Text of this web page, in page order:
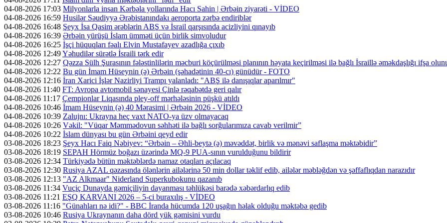
04-08-2026 17:03 Milyonlarla insan Kərbəla yollarında Hacı Sahin | Ərbəin ziyarəti - VİDEO
04-08-2026 16:59 Husilər Səudiyyə Ərəbistanındakı aeroporta zərbə endiriblər
04-08-2026 16:48 Şeyx İsa Qasim ərəblərin ABŞ və İsrail qarşısında acizliyini qınayıb
04-08-2026 16:39 Ərbəin yürüşü İslam ümməti üçün birlik simvoludur
04-08-2026 16:25 İşçi hüquqları fəalı Elvin Mustafayev azadlığa çıxıb
04-08-2026 12:49Yəhudilər sürətlə İsraili tərk edir
04-08-2026 12:27 Qəzza Sülh Şurasının fələstinlilərin məcburi köçürülməsi planının həyata keçirilməsi ilə bağlı İsraillə əməkdaşlığı ifşa
04-08-2026 12:22 Bu gün İmam Hüseynin (ə) Ərbəin (şəhadətinin 40-cı) günüdür - FOTO
04-08-2026 12:16 İran Xarici İşlər Nazirliyi Trampı yalanladı: "ABŞ ilə danışıqlar aparılmır"
04-08-2026 11:40 FT: Avropa avtomobil sənayesi Çinlə rəqabətdə geri qalır
04-08-2026 11:17 Çempionlar Liqasında pley-off mərhələsinin püşkü atıldı
04-08-2026 10:46 İmam Hüseynin (ə) 40 Mərasimi | Ərbəin 2026 - VİDEO
04-08-2026 10:39 Zalujnı: Ukrayna heç vaxt NATO-ya üzv olmayacaq
04-08-2026 10:26 Vəkil: "Vüqar Məmmədovun səhhəti ilə bağlı sorğularımıza cavab verilmir”
04-08-2026 10:22 İslam dünyası bu gün Ərbəini qeyd edir
03-08-2026 18:23 Şeyx Hacı Faiq Nəbiyev: “Ərbəin – Əhli-beytə (ə) məvəddət, birlik və mənəvi saflaşma məktəbidir”
03-08-2026 18:19 SEPAH Hörmüz boğazı üzərində MQ-9 PUA-sının vurulduğunu bildirir
03-08-2026 12:34 Türkiyədə bütün məktəblərdə namaz otaqları açılacaq
03-08-2026 12:30 Rusiya AZAL qəzasında ölənlərin ailələrinə 50 min dollar təklif edib, ailələr məbləğdən və şəffaflıqdan narazıdır
03-08-2026 12:13 "AZ Alkmaar" Niderland Superkubokunu qazanıb
03-08-2026 11:34 Vuçiç Dunayda gəmiçiliyin dayanması təhlükəsi barədə xəbərdarlıq edib
03-08-2026 11:21 EŞQ KARVANI 2026 – 5-ci buraxılış - VİDEO
03-08-2026 11:16 "Günahları nə idi?" - BBC İranda hücumda 120 uşağın həlak olduğu məktəbə gedib
03-08-2026 10:46 Rusiya Ukraynanın daha dörd yük gəmisini vurdu